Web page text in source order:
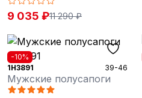
9 035 ₽11 290 ₽
-10%
1H3891
39-46
Мужские полусапоги